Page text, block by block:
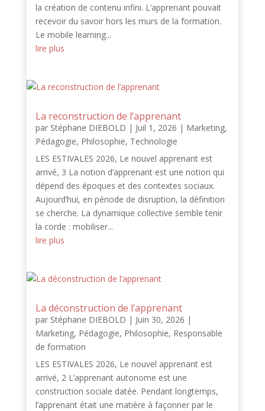
la création de contenu infini. L’apprenant pouvait
recevoir du savoir hors les murs de la formation.
Le mobile learning...
lire plus
La reconstruction de l’apprenant
par Stéphane DIEBOLD | Juil 1, 2026 | Marketing,
Pédagogie, Philosophie, Technologie
LES ESTIVALES 2026, Le nouvel apprenant est
arrivé, 3 La notion d’apprenant est une notion qui
dépend des époques et des contextes sociaux.
Aujourd’hui, en période de disruption, la définition
se cherche. La dynamique collective semble tenir
la corde : mobiliser...
lire plus
La déconstruction de l’apprenant
par Stéphane DIEBOLD | Juin 30, 2026 |
Marketing, Pédagogie, Philosophie, Responsable
de formation
LES ESTIVALES 2026, Le nouvel apprenant est
arrivé, 2 L’apprenant autonome est une
construction sociale datée. Pendant longtemps,
l’apprenant était une matière à façonner par le